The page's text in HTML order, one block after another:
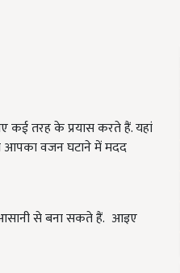
कई तरह के प्रयास करते हैं. यहां
आपका वजन घटाने में मदद
से बना सकते हैं. आइए